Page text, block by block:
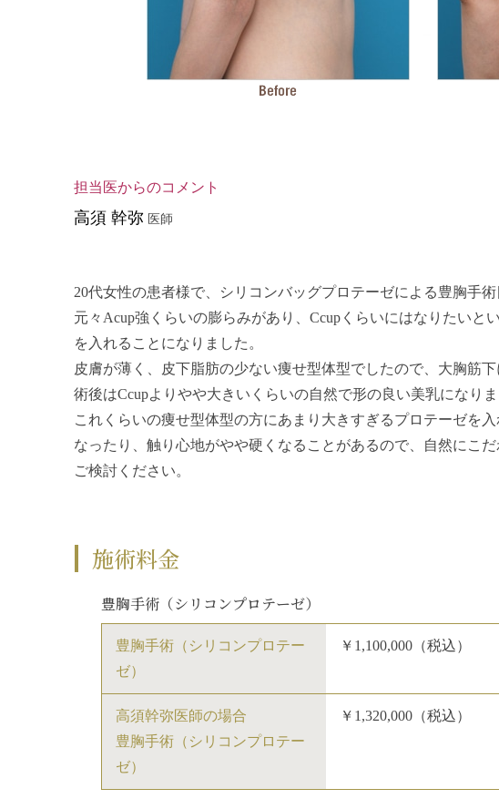
担当医からのコメント
⾼須 幹弥 医師
20代女性の患者様で、シリコンバッグプロテーゼによる豊胸手術
元々Acup強くらいの膨らみがあり、Ccupくらいにはなりたいと
を入れることになりました。
皮膚が薄く、皮下脂肪の少ない痩せ型体型でしたので、大胸筋下
術後はCcupよりやや大きいくらいの自然で形の良い美乳になりま
これくらいの痩せ型体型の方にあまり大きすぎるプロテーゼを
なったり、触り心地がやや硬くなることがあるので、自然にこ
ご検討ください。
施術料金
豊胸手術（シリコンプロテーゼ）
豊胸手術（シリコンプロテー
ゼ）
￥1,100,000（税込）
高須幹弥医師の場合
豊胸手術（シリコンプロテー
ゼ）
￥1,320,000（税込）